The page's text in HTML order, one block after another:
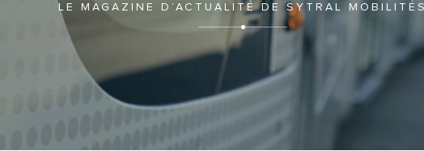
LE MAGAZINE D’ACTUALITÉ DE SYTRAL MOBILITÉS